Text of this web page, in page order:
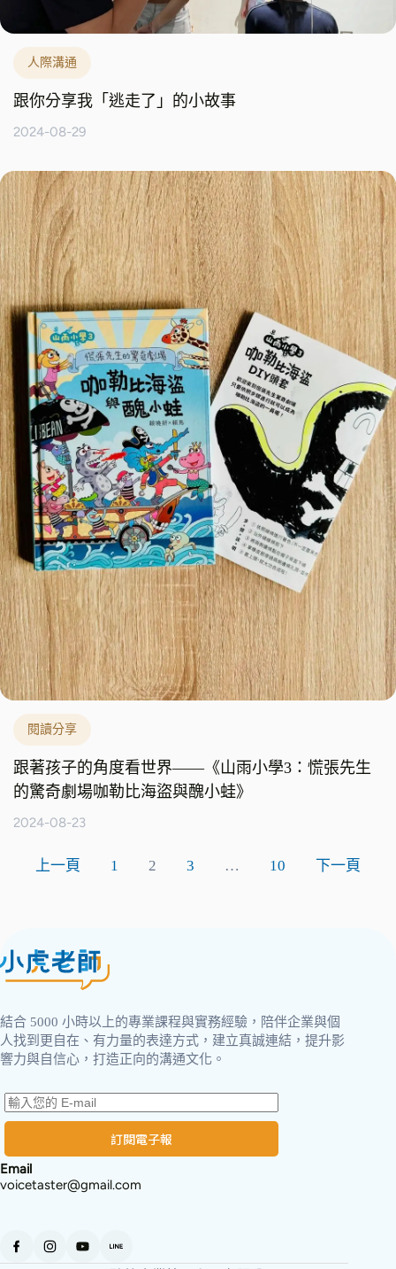
人際溝通
跟你分享我「逃走了」的小故事
2024-08-29
閱讀分享
跟著孩子的角度看世界——《山雨小學3：慌張先生
的驚奇劇場咖勒比海盜與醜小蛙》
2024-08-23
上一頁 1 2 3 … 10 下一頁
結合 5000 小時以上的專業課程與實務經驗，陪伴企業與個
人找到更自在、有力量的表達方式，建立真誠連結，提升影
響力與自信心，打造正向的溝通文化。
訂閱電子報
Email
voicetaster@gmail.com